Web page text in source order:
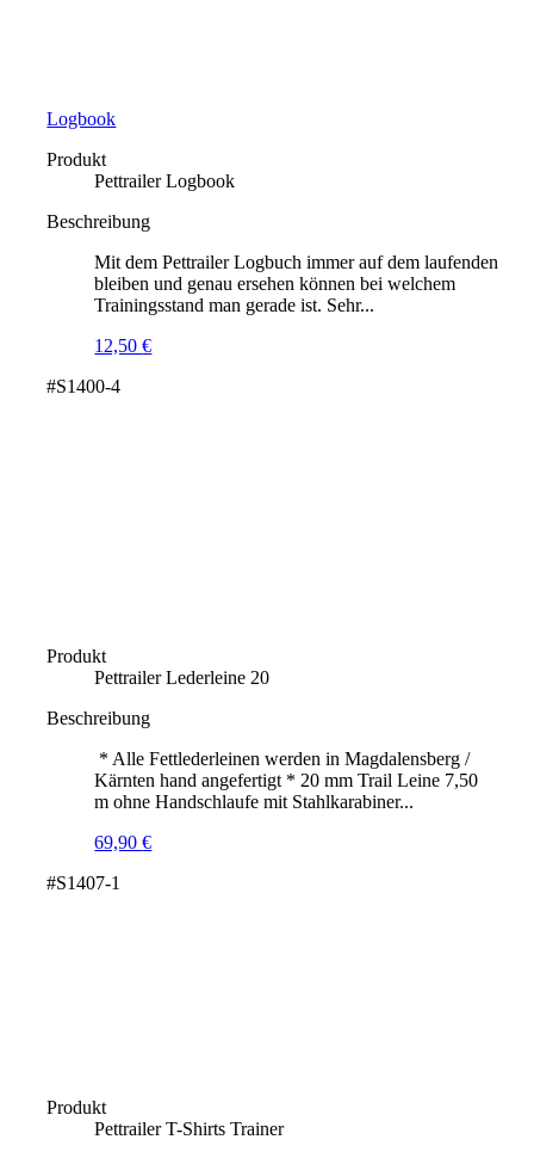
Logbook
Produkt
Pettrailer Logbook
Beschreibung
Mit dem Pettrailer Logbuch immer auf dem laufenden
bleiben und genau ersehen können bei welchem
Trainingsstand man gerade ist. Sehr...
12,50€
#S1400-4
Produkt
Pettrailer Lederleine 20
Beschreibung
* Alle Fettlederleinen werden in Magdalensberg /
Kärnten hand angefertigt * 20 mm Trail Leine 7,50
m ohne Handschlaufe mit Stahlkarabiner...
69,90€
#S1407-1
Produkt
Pettrailer T-Shirts Trainer